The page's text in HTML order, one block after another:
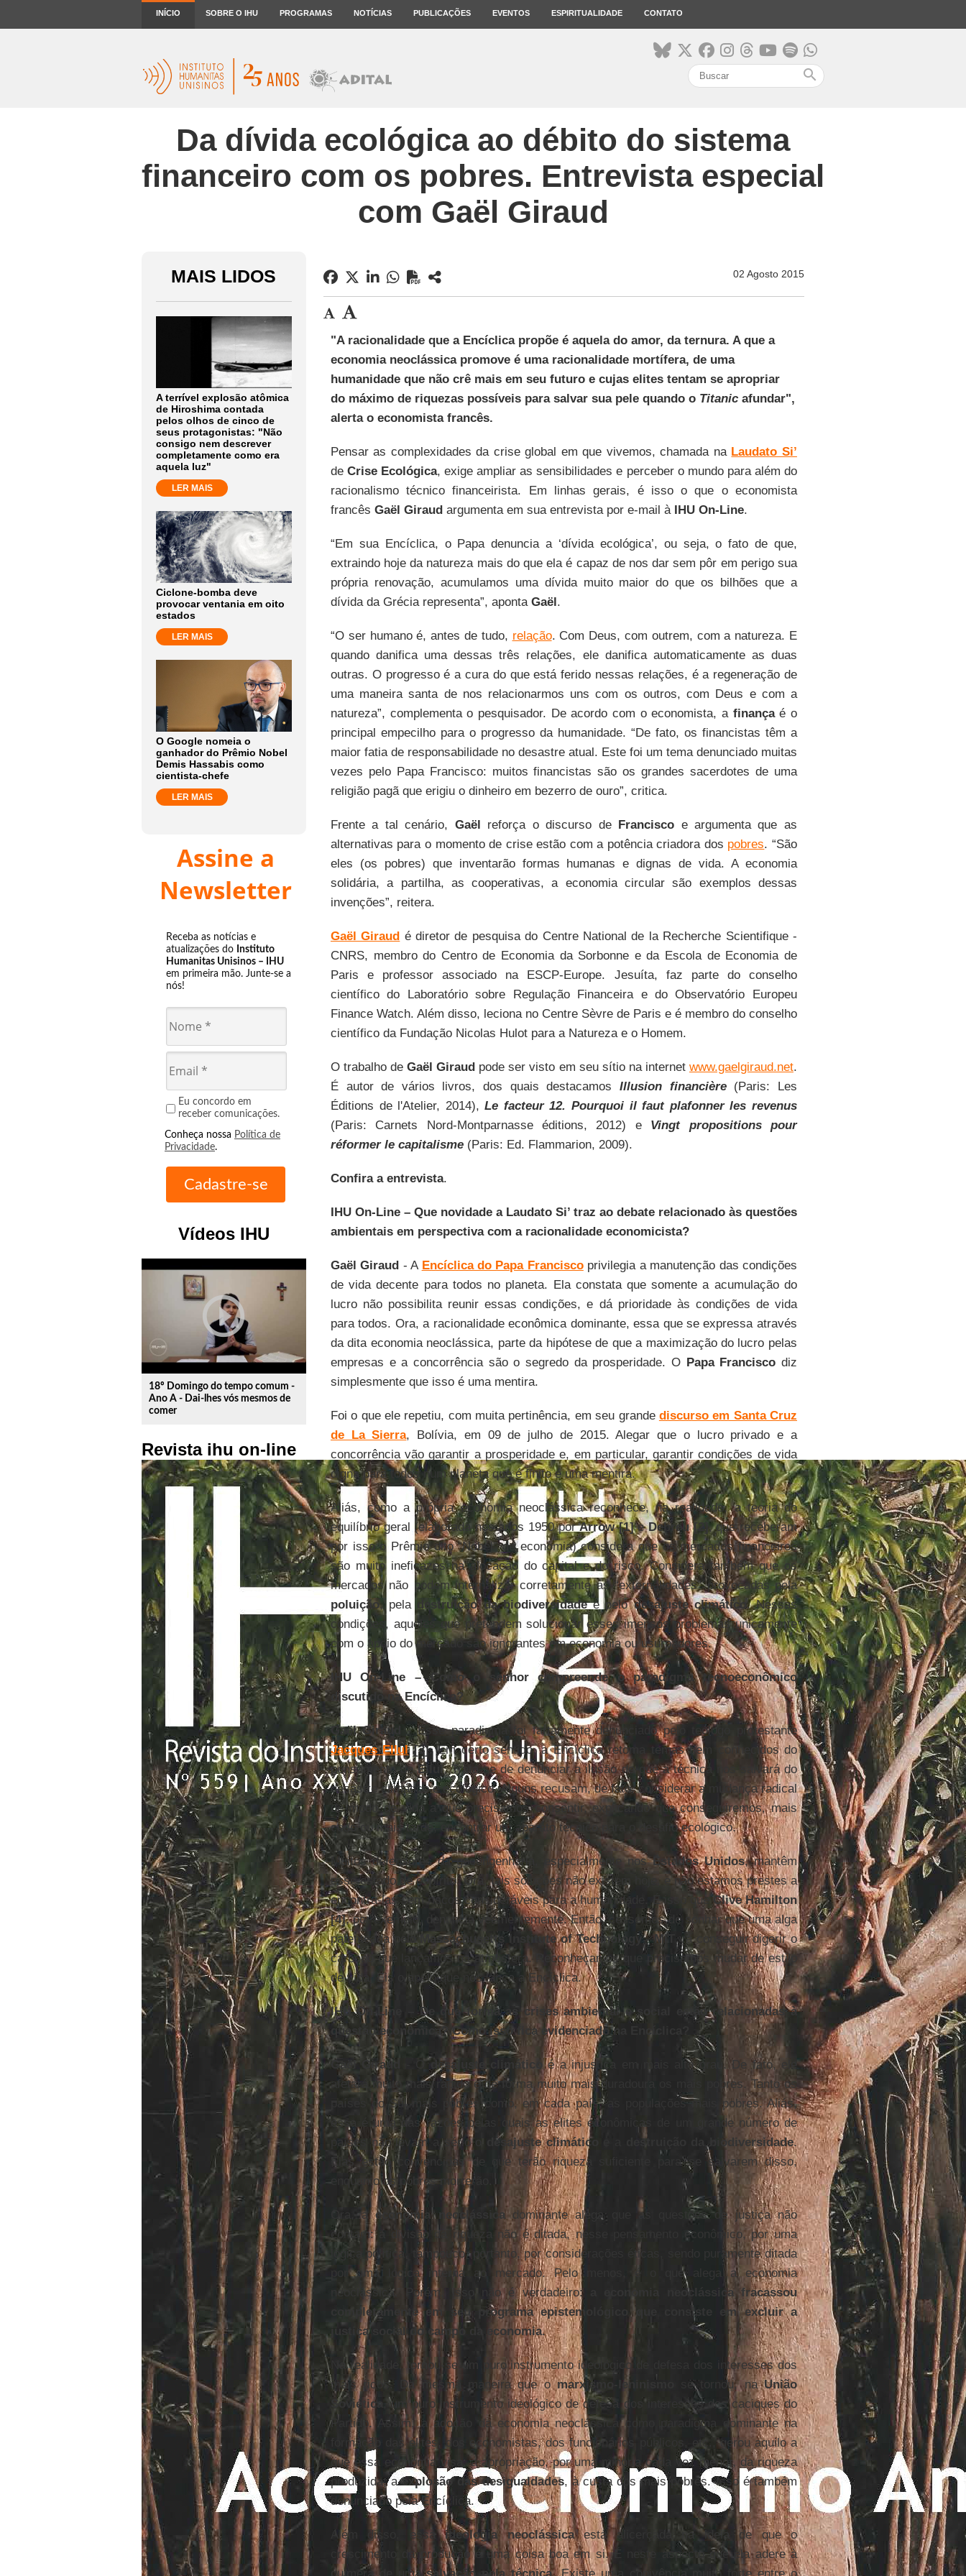
INÍCIO SOBRE O IHU PROGRAMAS NOTÍCIAS PUBLICAÇÕES EVENTOS ESPIRITUALIDADE CONTATO
search
Da dívida ecológica ao débito do sistema
financeiro com os pobres. Entrevista especial
com Gaël Giraud
MAIS LIDOS
A terrível explosão atômica
de Hiroshima contada
pelos olhos de cinco de
seus protagonistas: "Não
consigo nem descrever
completamente como era
aquela luz"
LER MAIS
Ciclone-bomba deve
provocar ventania em oito
estados
LER MAIS
O Google nomeia o
ganhador do Prêmio Nobel
Demis Hassabis como
cientista-chefe
LER MAIS
Assine a
Newsletter
Receba as notícias e
atualizações do Instituto
Humanitas Unisinos – IHU
em primeira mão. Junte-se a
nós!
Eu concordo em
receber comunicações.
Conheça nossa Política de
Privacidade.
Vídeos IHU
play_circle_outline
18º Domingo do tempo comum -
Ano A - Dai-lhes vós mesmos de
comer
Revista ihu on-line
02 Agosto 2015
"A racionalidade que aEncíclica propõeé aquela do amor, da ternura. A que a
economia neoclássica promove é uma racionalidade mortífera, de uma
humanidade que não crê mais em seu futuro e cujas elites tentam se apropriar
do máximo de riquezas possíveis para salvar sua pele quando o Titanicafundar",
alerta o economista francês.
Pensar as complexidades da crise global em que vivemos, chamada na Laudato Si’
deCrise Ecológica, exige ampliar as sensibilidades e perceber o mundo para além do
racionalismo técnico financeirista. Em linhas gerais, é isso o que o economista
francês Gaël Giraudargumenta em sua entrevista por e-mail à IHU On-Line.
“Em sua Encíclica, o Papa denuncia a ‘dívida ecológica’, ou seja, o fato de que,
extraindo hoje da natureza mais do que ela é capaz de nos dar sem pôr em perigo sua
própria renovação, acumulamos uma dívida muito maior do que os bilhões que a
dívida da Grécia representa”, aponta Gaël.
“O ser humano é, antes de tudo, relação. Com Deus, com outrem, com a natureza. E
quando danifica uma dessas três relações, ele danifica automaticamente as duas
outras. O progresso é a cura do que está ferido nessas relações, é a regeneração de
uma maneira santa de nos relacionarmos uns com os outros, com Deus e com a
natureza”, complementa o pesquisador. De acordo com o economista, a finançaé o
principal empecilho para o progresso da humanidade. “De fato, os financistas têm a
maior fatia de responsabilidade no desastre atual. Este foi um tema denunciado muitas
vezes pelo Papa Francisco: muitos financistas são os grandes sacerdotes de uma
religião pagã que erigiu o dinheiro em bezerro de ouro”, critica.
Frente a tal cenário, Gaël reforça o discurso de Francisco e argumenta que as
alternativas para o momento de crise estão com a potência criadora dos pobres. “São
eles (os pobres) que inventarão formas humanas e dignas de vida. A economia
solidária, a partilha, as cooperativas, a economia circular são exemplos dessas
invenções”, reitera.
Gaël Giraud é diretor de pesquisa do Centre National de la Recherche Scientifique -
CNRS, membro do Centro de Economia da Sorbonne e da Escola de Economia de
Paris e professor associado na ESCP-Europe. Jesuíta, faz parte do conselho
científico do Laboratório sobre Regulação Financeira e do Observatório Europeu
Finance Watch. Além disso, leciona no Centre Sèvre de Paris e é membro do conselho
científico da Fundação Nicolas Hulot para a Natureza e o Homem.
O trabalho deGaël Giraud pode ser visto em seu sítio na internet www.gaelgiraud.net.
É autor de vários livros, dos quais destacamosIllusion financière(Paris: Les
Éditions de l'Atelier, 2014),Le facteur 12. Pourquoi il faut plafonner les revenus
(Paris: Carnets Nord-Montparnasse éditions, 2012) e Vingt propositions pour
réformer le capitalisme (Paris: Ed. Flammarion, 2009).
Confira a entrevista.
IHU On-Line – Que novidade a Laudato Si’ traz ao debate relacionado às questões
ambientais em perspectiva com a racionalidade economicista?
Gaël Giraud - A Encíclica do Papa Franciscoprivilegia a manutenção das condições
de vida decente para todos no planeta. Ela constata que somente a acumulação do
lucro não possibilita reunir essas condições, e dá prioridade às condições de vida
para todos. Ora, a racionalidade econômica dominante, essa que se expressa através
da dita economia neoclássica, parte da hipótese de que a maximização do lucro pelas
empresas e a concorrência são o segredo da prosperidade. O Papa Francisco diz
simplesmente que isso é uma mentira.
Foi o que ele repetiu, com muita pertinência, em seu grande discurso em Santa Cruz
de La Sierra, Bolívia, em 09 de julho de 2015. Alegar que o lucro privado e a
concorrência vão garantir a prosperidade e, em particular, garantir condições de vida
digna para todos num planeta que é finito é uma mentira.
Aliás, como a própria economia neoclássica reconhece, na realidade, a teoria do
equilíbrio geral (elaborada nos anos 1950 porArrow [1]eDebreu [2] , que receberam
por isso o Prêmio dito “Nobel” de economia) considera que os mercados financeiros
são muito ineficazes na alocação do capital e do risco. Considera também que os
mercados não podem internalizar corretamente as “externalidades” provocadas pela
poluição, pela destruição da biodiversidadee pelodesajuste climático. Nessas
condições, aqueles que pretendem solucionar esses imensos problemas unicamente
com o apoio do mercado são ignorantes em economia ou usurpadores.
IHU On-Line – Como o senhor compreende o paradigma tecnoeconômico
discutido na Encíclica?
Gaël Giraud
- Esse paradigma foi fartamente denunciado pelo teólogo protestante
Jacques Ellul [3]. Em certo sentido, a Encíclica retoma temas bem conhecidos do
pensamento deEllul. Trata-se de denunciar a ilusão de que a técnica nos salvará do
desastre climático e ecológico. Alguns recusam, de fato, considerar a mudança radical
de modo de vida a que precisamos consentir, explicando que conseguiremos, mais
cedo ou mais tarde, encontrar um aparato técnico para o desafio ecológico.
Muitos defensores da geoengenharia, especialmente nosEstados Unidos, mantêm
esse estado de espírito. Ora, tais soluções não existem hoje, e não estamos prestes a
encontrá-las sem riscos consideráveis para a humanidade. É isso que Clive Hamilton
[4], por exemplo, denuncia veementemente. Então, cessemos de sonhar que uma alga
patenteada peloMassachusetts Institute of Technology - MIT vá conseguir digerir o
carbono que lançamos na atmosfera. Reconheçamos que precisamos mudar de estilo
de vida. Eis o apelo que nos lança a Encíclica.
IHU On-Line – De que forma as crises ambiental e social estão relacionadas à
questão econômica? Como isso fica evidenciado na Encíclica?
Gaël Giraud - O desajuste climáticoé a injustiça em mais alto grau. De fato, ele
afetará muito mais rápido e de forma muito mais duradoura os mais pobres. Tanto os
países do Sul mais pobres como, em cada país, as populações mais pobres. Aliás,
essa é uma das razões pelas quais as elites econômicas de um grande número de
países não levam a sério o
desajuste climático destruição da biodiversidade.
Elas estão convencidas de que terão riqueza suficiente para se salvarem disso,
enquanto os pobres morrerão.
Ora, aeconomia neoclássica dominante alega que as questões de justiça não
contam: a divisão da riqueza não é ditada, nesse pensamento econômico, por uma
lógica política, tampouco, portanto, por considerações éticas, sendo puramente ditada
por uma lógica interna ao mercado. Pelo menos, é o que alega a economia
neoclássica. Porém, isso não é verdadeiro:
a economia neoclássica fracassou
completamente em seu programa epistemológico que consiste em excluir a
justiça social do campo da economia.
Na realidade, tornou-se um puro instrumento ideológico de defesa dos interesses dos
mais ricos. Da mesma maneira que omarxismo-leninismo se tornou, naUnião
Soviética
, um puro instrumento ideológico de defesa dos interesses dos caciques do
Partido. Assim, a adoção da economia neoclássica como paradigma dominante na
formação das elites, dos economistas, dos funcionários públicos, etc., gerou aquilo a
que essa economia visa: a apropriação, por uma minoria cada vez menor, da riqueza
produzida; aexplosão das desigualdades, à custa dos mais pobres. Isso é também
denunciado pela Encíclica.
Além disso, essaideologia neoclássicaestá alicerçada na ideia de que o
crescimento da produção é uma coisa boa em si. É neste aspecto que ela adere à